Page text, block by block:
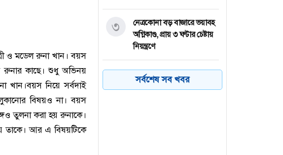
ও মডেল রুনা খান। বয়স
রুনার কাছে। শুধু অভিনয়
খান।বয়স নিয়ে সর্বদাই
বিষয়ও না। বয়স
তুলনা করা হয় রুনাকে।
তাকে। আর এ বিষয়টিকে
নেত্রকোনা বড় বাজারে ভয়াবহ
অগ্নিকাণ্ড, প্রায় ৩ ঘণ্টার চেষ্টায়
নিয়ন্ত্রণে
৩
কয়েক ডজন
অভিবাসনপ্রত্যাশীকে উদ্ধার
সর্বশেষ সব খবর